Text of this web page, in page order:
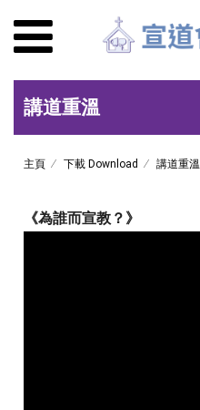
講道重溫
主頁 下載 Download 講道重溫
《為誰而宣教？》